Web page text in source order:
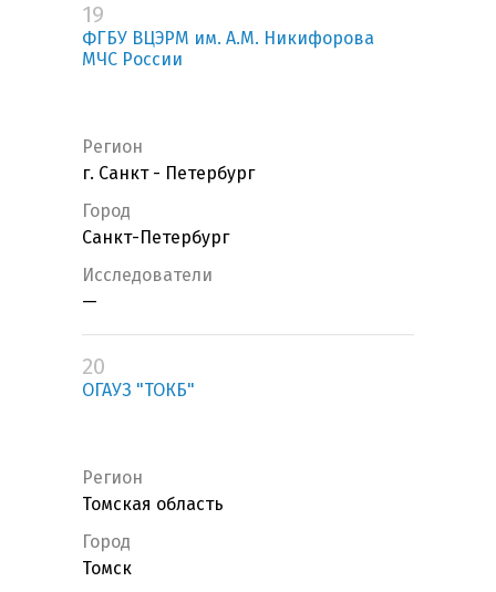
19
ФГБУ ВЦЭРМ им. А.М. Никифорова
МЧС России
Регион
г. Санкт - Петербург
Город
Санкт-Петербург
Исследователи
—
20
ОГАУЗ "ТОКБ"
Регион
Томская область
Город
Томск